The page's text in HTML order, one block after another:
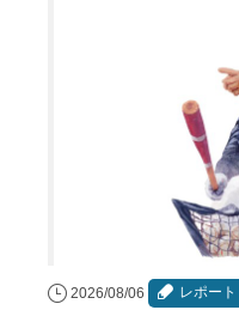
2026/08/06 レポート